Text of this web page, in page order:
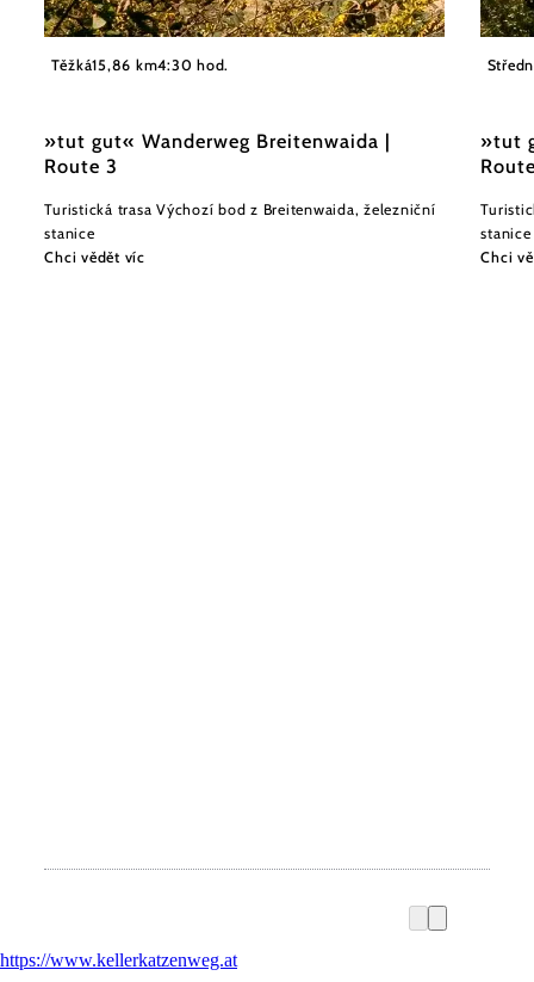
©
Markus Heidegger
Těžká15,86 km4:30 hod.
»tut gut« Wanderweg Breitenwaida |
Route 3
Turistická trasa Výchozí bod z Breitenwaida, železniční
stanice
Chci vědět víc
»tut
stanice
Chci
https://www.kellerkatzenweg.at